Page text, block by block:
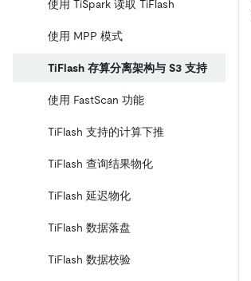
使用 TiSpark 读取 TiFlash
使用 MPP 模式
TiFlash 存算分离架构与 S3 支持
使用 FastScan 功能
TiFlash 支持的计算下推
TiFlash 查询结果物化
TiFlash 延迟物化
TiFlash 数据落盘
TiFlash 数据校验